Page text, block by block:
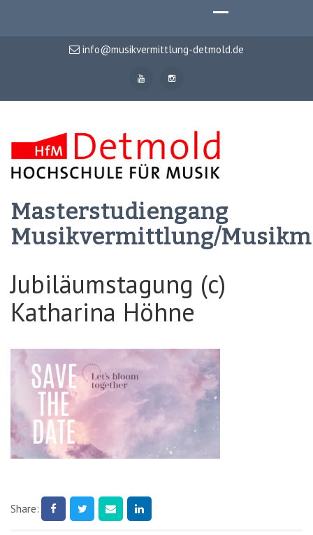
info@musikvermittlung-detmold.de
Masterstudiengang
Musikvermittlung/
Jubiläumstagung (c)
Katharina Höhne
Share: